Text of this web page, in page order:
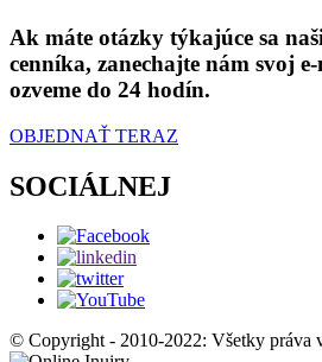
Ak máte otázky týkajúce sa
cenníka, zanechajte nám svoj
ozveme do 24 hodín.
OBJEDNAŤ TERAZ
SOCIÁLNEJ
© Copyright - 2010-2022: Všetky práva